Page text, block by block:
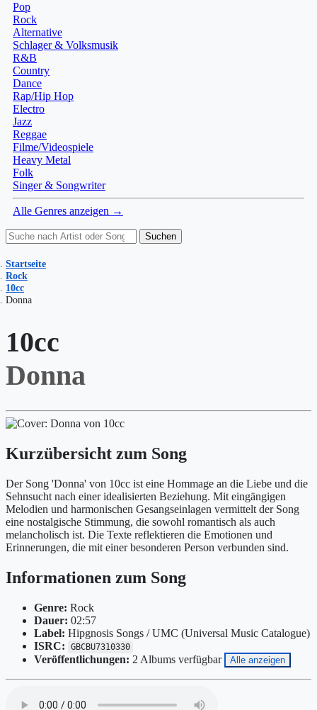
Pop
Rock
Alternative
Schlager & Volksmusik
R&B
Country
Dance
Rap/Hip Hop
Electro
Jazz
Reggae
Filme/Videospiele
Heavy Metal
Folk
Singer & Songwriter
Alle Genres anzeigen →
Suchen
Startseite
Rock
10cc
Donna
10cc
Donna
Kurzübersicht zum Song
Der Song 'Donna' von 10cc ist eine Hommage an die Liebe und die
Sehnsucht nach einer idealisierten Beziehung. Mit eingängigen
Melodien und harmonischen Gesangseinlagen vermittelt der Song
eine nostalgische Stimmung, die sowohl romantisch als auch
melancholisch ist. Die Texte reflektieren die Emotionen und
Erinnerungen, die mit einer besonderen Person verbunden sind.
Informationen zum Song
Genre: Rock
Dauer: 02:57
Label: Hipgnosis Songs / UMC (Universal Music Catalogue)
ISRC:
GBCBU7310330
Veröffentlichungen: 2 Albums verfügbar Alle anzeigen